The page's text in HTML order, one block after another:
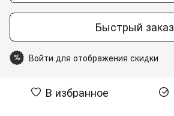
Быстрый заказ
% Войти для отображения скидки
В избранное